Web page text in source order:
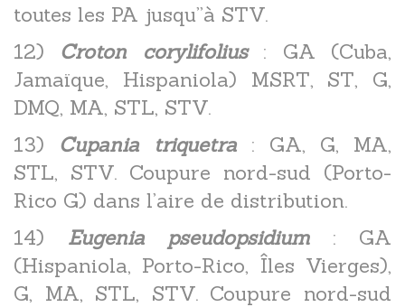
toutes les PA jusqu’’à STV.
12) Croton corylifolius: GA (Cuba,
Jamaïque, Hispaniola) MSRT, ST, G,
DMQ, MA, STL, STV.
13) Cupania triquetra : GA, G, MA,
STL, STV. Coupure nord-sud (Porto-
Rico G) dans l’aire de distribution.
14) Eugenia pseudopsidium: GA
(Hispaniola, Porto-Rico, Îles Vierges),
G, MA, STL, STV. Coupure nord-sud